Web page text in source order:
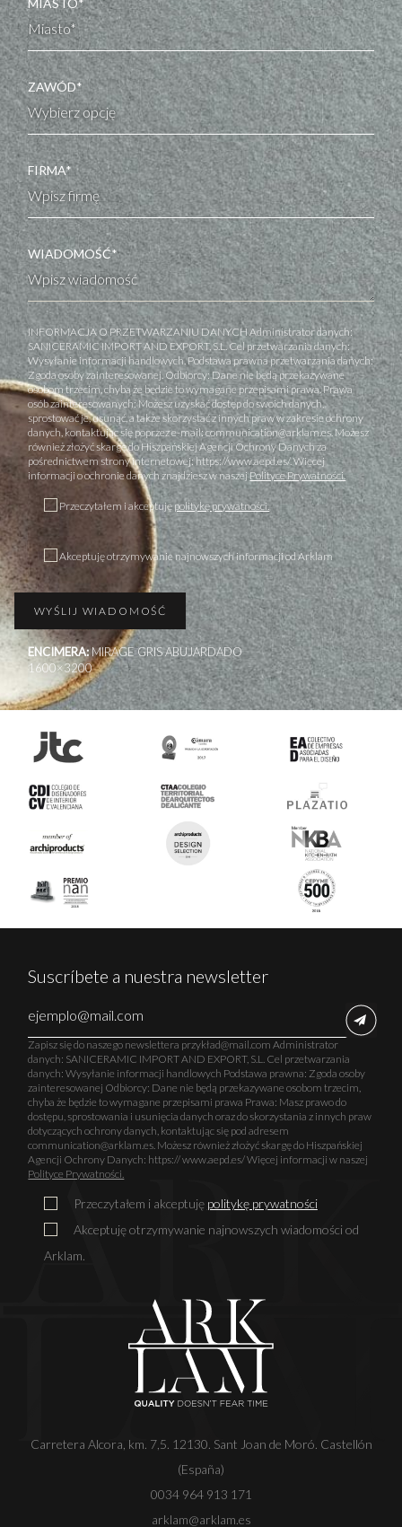
ENCIMERA:MIRAGE GRIS ABUJARDADO
1600×3200
MIASTO*
ZAWÓD*
FIRMA*
WIADOMOŚĆ*
INFORMACJA O PRZETWARZANIU DANYCH Administrator danych:
SANICERAMIC IMPORT AND EXPORT, S.L. Cel przetwarzania danych:
Wysyłanie informacji handlowych. Podstawa prawna przetwarzania danych:
Zgoda osoby zainteresowanej. Odbiorcy: Dane nie będą przekazywane
osobom trzecim, chyba że będzie to wymagane przepisami prawa. Prawa
osób zainteresowanych: Możesz uzyskać dostęp do swoich danych,
sprostować je, usunąć, a także skorzystać z innych praw w zakresie ochrony
danych, kontaktując się poprzez e-mail: communication@arklam.es. Możesz
również złożyć skargę do Hiszpańskiej Agencji Ochrony Danych za
pośrednictwem strony internetowej: https://www.aepd.es/. Więcej
informacji o ochronie danych znajdziesz w naszejPolityce Prywatności.
Przeczytałem i akceptujępolitykę prywatności.
Akceptuję otrzymywanie najnowszych informacji od Arklam
Carretera Alcora, km. 7,5. 12130. Sant Joan de Moró. Castellón
(España)
0034 964 913 171
arklam@arklam.es
Suscríbete a nuestra newsletter
Zapisz się do naszego newslettera przykład@mail.com Administrator
danych: SANICERAMIC IMPORT AND EXPORT, S.L. Cel przetwarzania
danych: Wysyłanie informacji handlowych Podstawa prawna: Zgoda osoby
zainteresowanej Odbiorcy: Dane nie będą przekazywane osobom trzecim,
chyba że będzie to wymagane przepisami prawa Prawa: Masz prawo do
dostępu, sprostowania i usunięcia danych oraz do skorzystania z innych praw
dotyczących ochrony danych, kontaktując się pod adresem
communication@arklam.es. Możesz również złożyć skargę do Hiszpańskiej
Agencji Ochrony Danych: https:// www.aepd.es/ Więcej informacji w naszej
Polityce Prywatności.
Przeczytałem i akceptuję politykę prywatności
Akceptuję otrzymywanie najnowszych wiadomości od
Arklam.